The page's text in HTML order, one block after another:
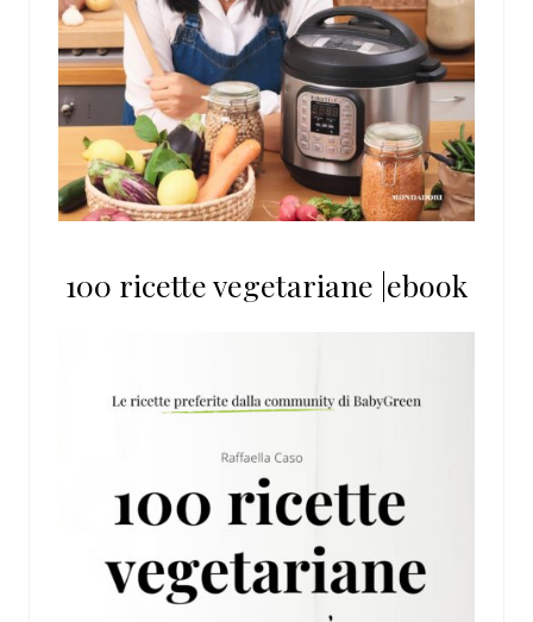
100 ricette vegetariane |ebook